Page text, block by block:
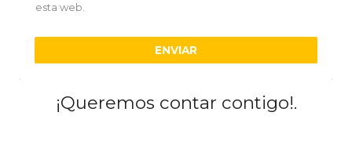
esta web.
ENVIAR
¡Queremos contar contigo!.